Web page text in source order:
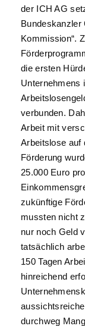
der ICH AG
Bundeskanzler
Kommission“.
die ersten
Unternehmens
verbunden.
Arbeit mit
Arbeitslose auf
Förderung
25.000 Euro
zukünftige
mussten nicht
nur noch Geld
tatsächlich
150 Tagen
hinreichend
durchweg